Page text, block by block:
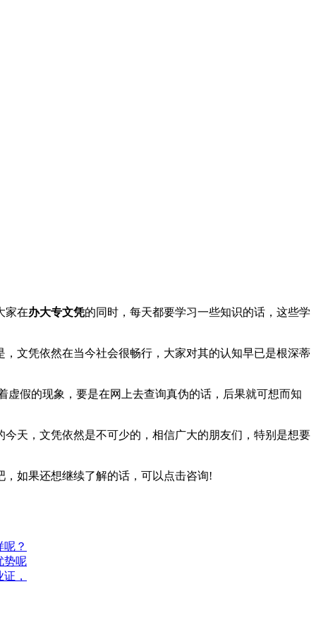
家在办大专文凭的同时，每天都要学习一些知识的话，这些学
文凭依然在当今社会很畅行，大家对其的认知早已是根深蒂
假的现象，要是在网上去查询真伪的话，后果就可想而知
天，文凭依然是不可少的，相信广大的朋友们，特别是想要
如果还想继续了解的话，可以点击咨询!
？
势呢
，